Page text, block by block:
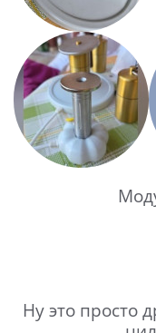
Ну это просто